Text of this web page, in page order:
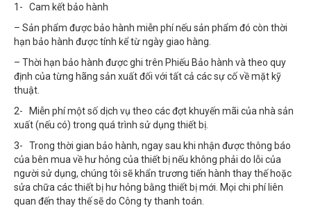
1- Cam kết bảo hành
– Sản phẩm được bảo hành miễn phí nếu sản phẩm đó còn thời
hạn bảo hành được tính kể từ ngày giao hàng.
– Thời hạn bảo hành được ghi trên Phiếu Bảo hành và theo quy
định của từng hãng sản xuất đối với tất cả các sự cố về mặt kỹ
thuật.
2- Miễn phí một số dịch vụ theo các đợt khuyến mãi của nhà sản
xuất (nếu có) trong quá trình sử dụng thiết bị.
3- Trong thời gian bảo hành, ngay sau khi nhận được thông báo
của bên mua về hư hỏng của thiết bị nếu không phải do lỗi của
người sử dụng, chúng tôi sẽ khẩn trương tiến hành thay thế hoặc
sửa chữa các thiết bị hư hỏng bằng thiết bị mới. Mọi chi phí liên
quan đến thay thế sẽ do Công ty thanh toán.